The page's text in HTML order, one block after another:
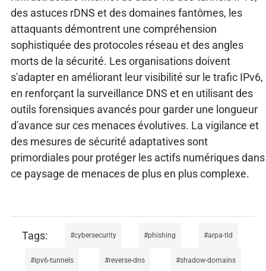
des astuces rDNS et des domaines fantômes, les
attaquants démontrent une compréhension
sophistiquée des protocoles réseau et des angles
morts de la sécurité. Les organisations doivent
s'adapter en améliorant leur visibilité sur le trafic IPv6,
en renforçant la surveillance DNS et en utilisant des
outils forensiques avancés pour garder une longueur
d'avance sur ces menaces évolutives. La vigilance et
des mesures de sécurité adaptatives sont
primordiales pour protéger les actifs numériques dans
ce paysage de menaces de plus en plus complexe.
cybersecurity phishing arpa-tld
ipv6-tunnels reverse-dns shadow-domains